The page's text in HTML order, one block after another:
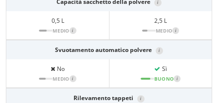
Capacità sacchetto della polvere i
0,5 L
MEDIO i
2,5 L
MEDIO i
Svuotamento automatico polvere i
No
MEDIO i
Sì
BUONO i
Rilevamento tappeti i